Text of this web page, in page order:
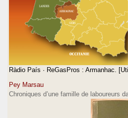
Ràdio País · ReGasPros : Armanhac.
Pey Marsau
Chroniques d’une famille de laboureurs